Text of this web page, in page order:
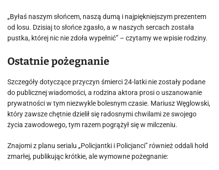
„Byłaś naszym słońcem, naszą dumą i najpiękniejszym prezentem
od losu. Dzisiaj to słońce zgasło, a w naszych sercach została
pustka, której nic nie zdoła wypełnić” – czytamy we wpisie rodziny.
Ostatnie pożegnanie
Szczegóły dotyczące przyczyn śmierci 24-latki nie zostały podane
do publicznej wiadomości, a rodzina aktora prosi o uszanowanie
prywatności w tym niezwykle bolesnym czasie. Mariusz Węglowski,
który zawsze chętnie dzielił się radosnymi chwilami ze swojego
życia zawodowego, tym razem pogrążył się w milczeniu.
Znajomi z planu serialu „Policjantki i Policjanci” również oddali hołd
zmarłej, publikując krótkie, ale wymowne pożegnanie: